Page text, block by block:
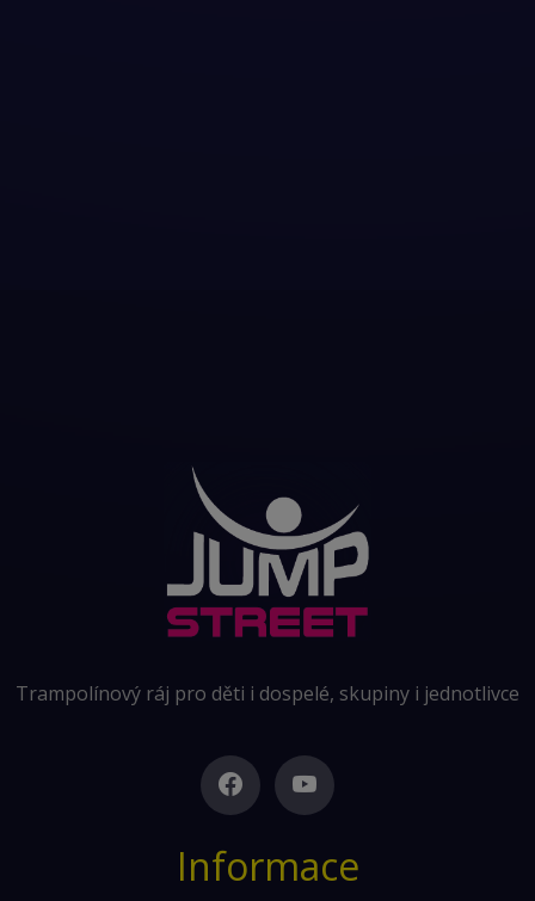
Trampolínový ráj pro děti i dospelé, skupiny i jednotlivce
Informace